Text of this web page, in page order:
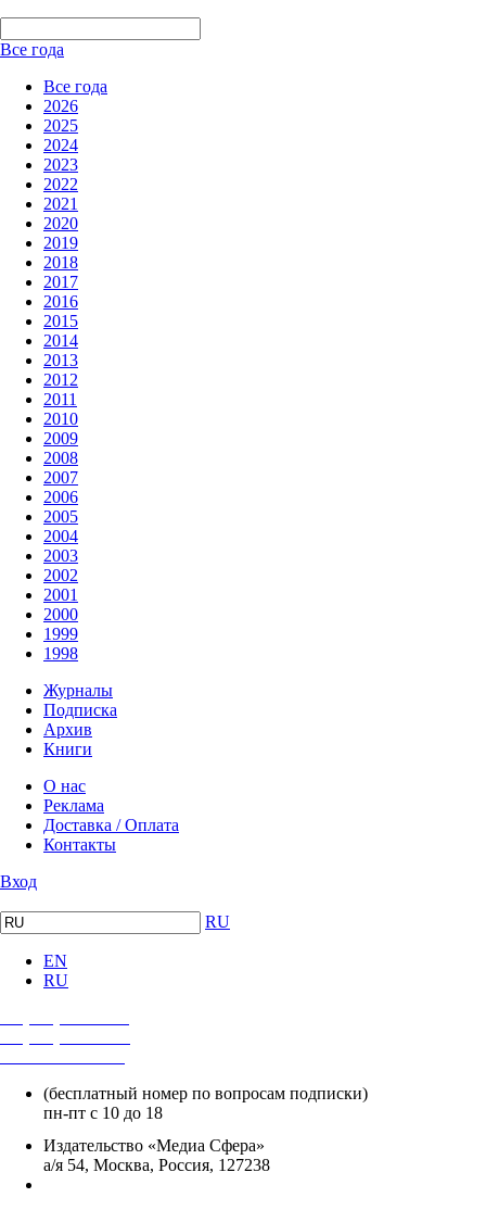
Все года
Все года
2026
2025
2024
2023
2022
2021
2020
2019
2018
2017
2016
2015
2014
2013
2012
2011
2010
2009
2008
2007
2006
2005
2004
2003
2002
2001
2000
1999
1998
Журналы
Подписка
Архив
Книги
О нас
Реклама
Доставка / Оплата
Контакты
Вход
RU
EN
RU
(бесплатный номер по вопросам подписки)
пн-пт с 10 до 18
Издательство «Медиа Сфера»
а/я 54, Москва, Россия, 127238